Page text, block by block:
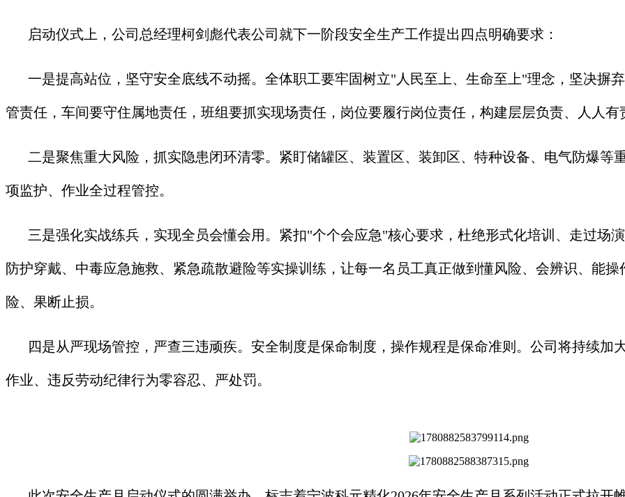
启动仪式上，公司总经理柯剑彪代表公司就下一阶段安全生产工作提出四点明确要求：
一是提高站位，坚守安全底线不动摇。全体职工要牢固树立"人民至上、生命至上"理念，坚决摒
管责任，车间要守住属地责任，班组要抓实现场责任，岗位要履行岗位责任，构建层层负责、人人
二是聚焦重大风险，抓实隐患闭环清零。紧盯储罐区、装置区、装卸区、特种设备、电气防爆等
项监护、作业全过程管控。
三是强化实战练兵，实现全员会懂会用。紧扣"个个会应急"核心要求，杜绝形式化培训、走过场
防护穿戴、中毒应急施救、紧急疏散避险等实操训练，让每一名员工真正做到懂风险、会辨识、能
险、果断止损。
四是从严现场管控，严查三违顽疾。安全制度是保命制度，操作规程是保命准则。公司将持续加
作业、违反劳动纪律行为零容忍、严处罚。